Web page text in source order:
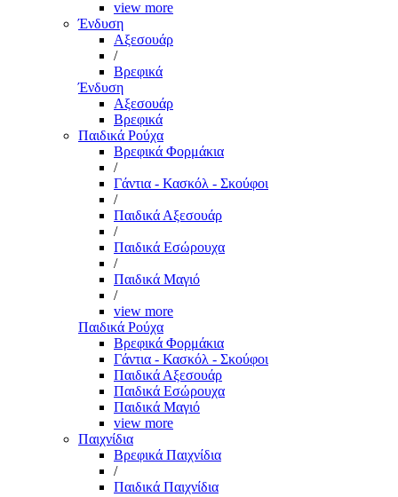
view more
Ένδυση
Αξεσουάρ
/
Βρεφικά
Ένδυση
Αξεσουάρ
Βρεφικά
Παιδικά Ρούχα
Βρεφικά Φορμάκια
/
Γάντια - Κασκόλ - Σκούφοι
/
Παιδικά Αξεσουάρ
/
Παιδικά Εσώρουχα
/
Παιδικά Μαγιό
/
view more
Παιδικά Ρούχα
Βρεφικά Φορμάκια
Γάντια - Κασκόλ - Σκούφοι
Παιδικά Αξεσουάρ
Παιδικά Εσώρουχα
Παιδικά Μαγιό
view more
Παιχνίδια
Βρεφικά Παιχνίδια
/
Παιδικά Παιχνίδια